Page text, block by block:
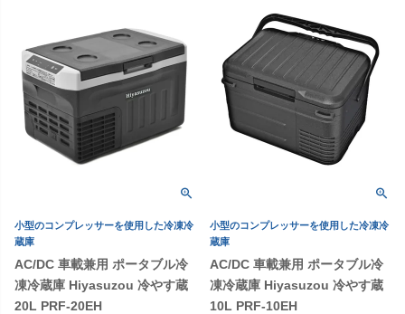
小型のコンプレッサーを使用した冷凍冷
蔵庫
AC/DC 車載兼用 ポータブル冷
凍冷蔵庫 Hiyasuzou 冷やす蔵
20L PRF-20EH
小型のコンプレッサーを使用した冷凍冷
蔵庫
AC/DC 車載兼用 ポータブル冷
凍冷蔵庫 Hiyasuzou 冷やす蔵
10L PRF-10EH